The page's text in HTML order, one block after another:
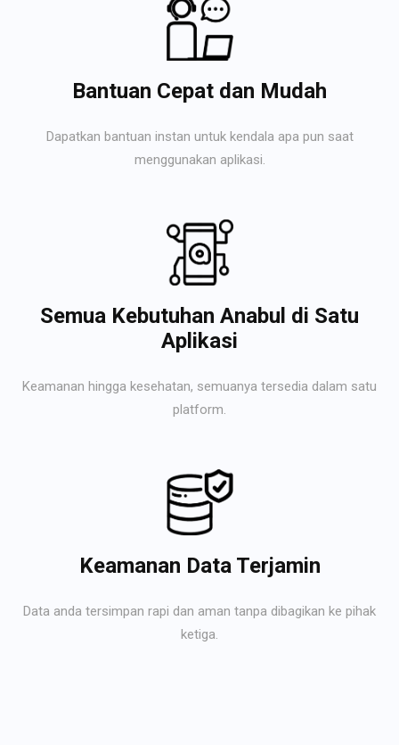
Bantuan Cepat dan Mudah
Dapatkan bantuan instan untuk kendala apa pun saat
menggunakan aplikasi.
Semua Kebutuhan Anabul di Satu
Aplikasi
Keamanan hingga kesehatan, semuanya tersedia dalam satu
platform.
Keamanan Data Terjamin
Data anda tersimpan rapi dan aman tanpa dibagikan ke pihak
ketiga.